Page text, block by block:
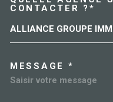
CONTACTER ?*
ALLIANCE GROUPE
MESSAGE *